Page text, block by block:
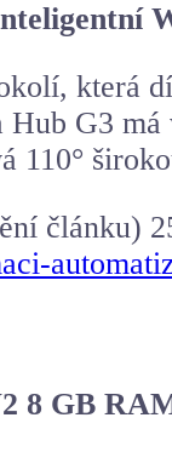
která
G3
110°
článku)
8 GB